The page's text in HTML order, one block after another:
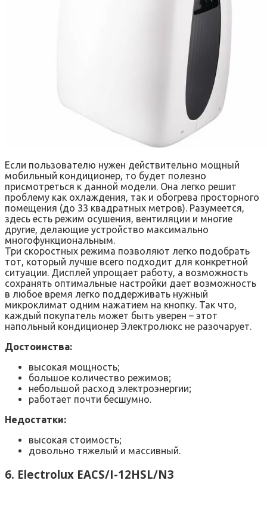
Если пользователю нужен действительно мощный
мобильный кондиционер, то будет полезно
присмотреться к данной модели. Она легко решит
проблему как охлаждения, так и обогрева просторного
помещения (до 33 квадратных метров). Разумеется,
здесь есть режим осушения, вентиляции и многие
другие, делающие устройство максимально
многофункциональным.
Три скоростных режима позволяют легко подобрать
тот, который лучше всего подходит для конкретной
ситуации. Дисплей упрощает работу, а возможность
сохранять оптимальные настройки дает возможность
в любое время легко поддерживать нужный
микроклимат одним нажатием на кнопку. Так что,
каждый покупатель может быть уверен – этот
напольный кондиционер Электролюкс не разочарует.
Достоинства:
высокая мощность;
большое количество режимов;
небольшой расход электроэнергии;
работает почти бесшумно.
Недостатки:
высокая стоимость;
довольно тяжелый и массивный.
6. Electrolux EACS/I-12HSL/N3